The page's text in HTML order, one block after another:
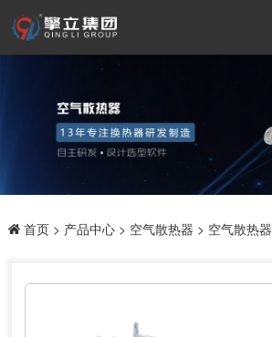
首页> 产品中心> 空气散热器 > 空气散热器